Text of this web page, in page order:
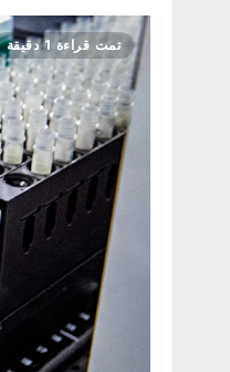
تمت قراءة 1 دقيقة